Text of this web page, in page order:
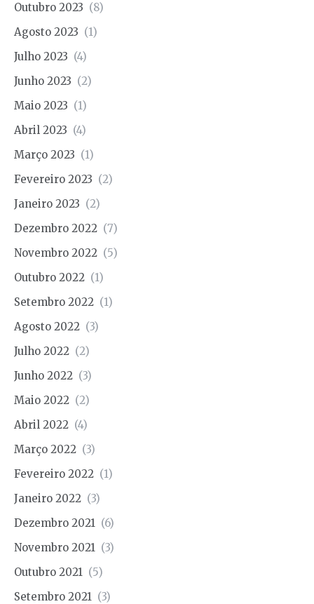
Outubro 2023 (8)
Agosto 2023 (1)
Julho 2023 (4)
Junho 2023 (2)
Maio 2023 (1)
Abril 2023 (4)
Março 2023 (1)
Fevereiro 2023 (2)
Janeiro 2023 (2)
Dezembro 2022 (7)
Novembro 2022 (5)
Outubro 2022 (1)
Setembro 2022 (1)
Agosto 2022 (3)
Julho 2022 (2)
Junho 2022 (3)
Maio 2022 (2)
Abril 2022 (4)
Março 2022 (3)
Fevereiro 2022 (1)
Janeiro 2022 (3)
Dezembro 2021 (6)
Novembro 2021 (3)
Outubro 2021 (5)
Setembro 2021 (3)